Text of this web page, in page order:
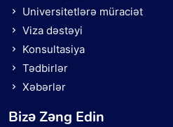
Universitetlərə müraciət
Viza dəstəyi
Konsultasiya
Tədbirlər
Xəbərlər
Bizə Zəng Edin